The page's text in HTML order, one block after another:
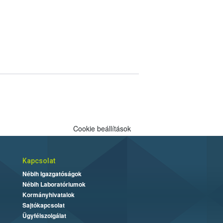
Cookie beállítások
Kapcsolat
Nébih Igazgatóságok
Nébih Laboratóriumok
Kormányhivatalok
Sajtókapcsolat
Ügyfélszolgálat